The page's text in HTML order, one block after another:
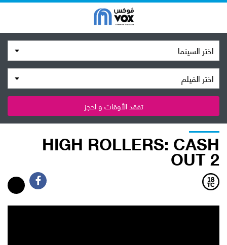
اختر السينما
اختر الفيلم
تفقد الأوقات و احجز
HIGH ROLLERS: CASH
OUT 2